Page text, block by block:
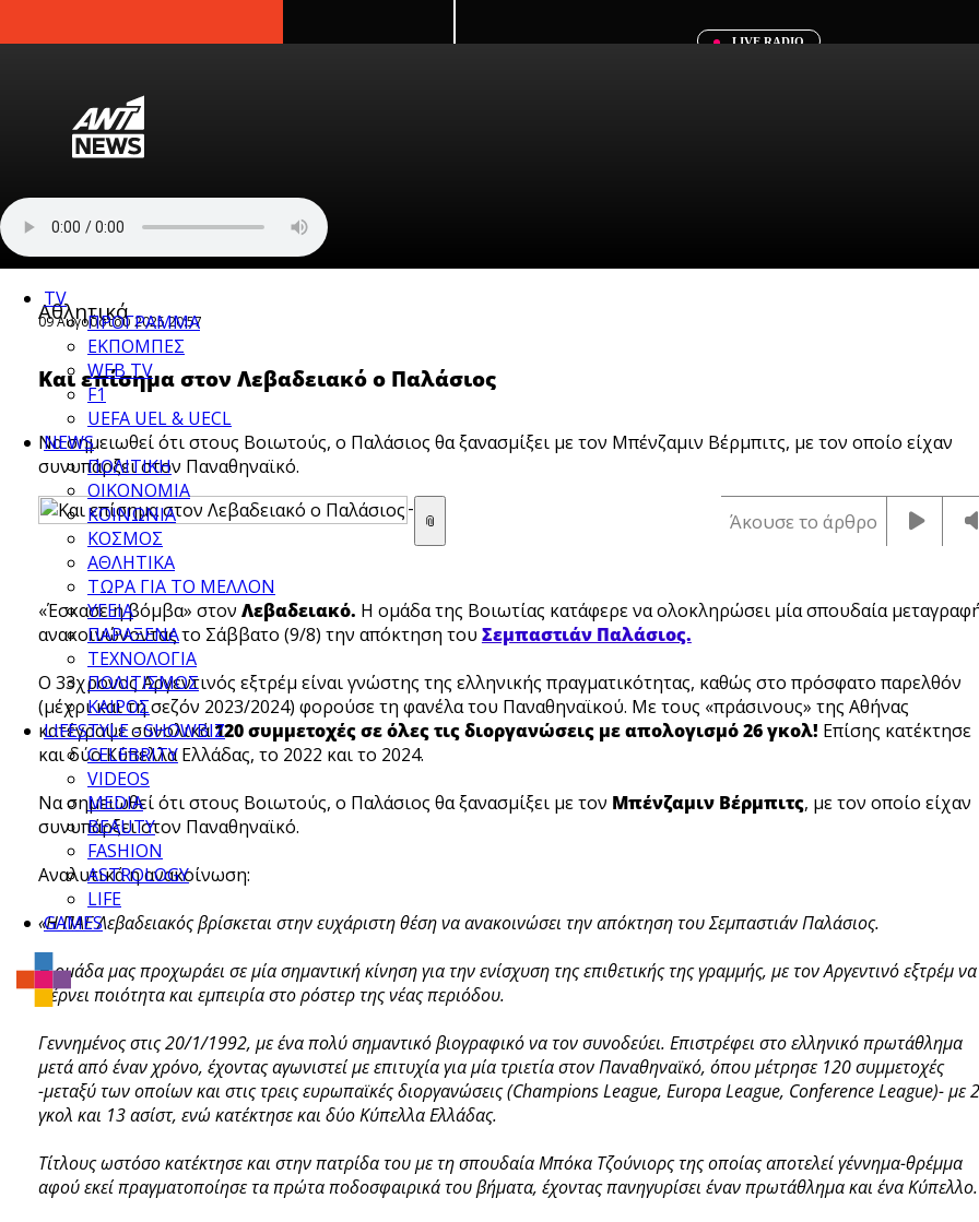
Skip to content
LIVE RADIO
TV
ΠΡΟΓΡΑΜΜΑ
ΕΚΠΟΜΠΕΣ
WEB TV
F1
UEFA UEL & UECL
NEWS
ΠΟΛΙΤΙΚΗ
ΟΙΚΟΝΟΜΙΑ
ΚΟΙΝΩΝΙΑ
ΚΟΣΜΟΣ
ΑΘΛΗΤΙΚΑ
ΤΩΡΑ ΓΙΑ ΤΟ ΜΕΛΛΟΝ
ΥΓΕΙΑ
ΠΑΡΑΞΕΝΑ
ΤΕΧΝΟΛΟΓΙΑ
ΠΟΛΙΤΙΣΜΟΣ
ΚΑΙΡΟΣ
LIFESTYLE - SHOWBIZ
CELEBRITY
VIDEOS
MEDIA
BEAUTY
FASHION
ASTROLOGY
LIFE
GAMES
Αθλητικά
09 Αυγούστου 2025 20:57
Και επίσημα στον Λεβαδειακό ο Παλάσιος
Να σημειωθεί ότι στους Βοιωτούς, ο Παλάσιος θα ξανασμίξει με τον Μπένζαμιν Βέρμπιτς, με τον οποίο είχαν
συνυπάρξει στον Παναθηναϊκό.
-
📎 Άκουσε το άρθρο
«Έσκασε η βόμβα» στον Λεβαδειακό. Η ομάδα της Βοιωτίας κατάφερε να ολοκληρώσει μία σπουδαία
ανακοινώνοντας το Σάββατο (9/8) την απόκτηση του Σεμπαστιάν Παλάσιος.
Ο 33χρονος Αργεντινός εξτρέμ είναι γνώστης της ελληνικής πραγματικότητας, καθώς στο πρόσφατο παρελθόν
(μέχρι και τη σεζόν 2023/2024) φορούσε τη φανέλα του Παναθηναϊκού. Με τους «πράσινους» της Αθήνας
κατέγραψε συνολικά120 συμμετοχές σε όλες τις διοργανώσεις με απολογισμό 26 γκολ! Επίσης κατέκτησε
και δύο Κύπελλα Ελλάδας, το 2022 και το 2024.
Να σημειωθεί ότι στους Βοιωτούς, ο Παλάσιος θα ξανασμίξει με τον Μπένζαμιν Βέρμπιτς, με τον οποίο είχαν
συνυπάρξει στον Παναθηναϊκό.
Αναλυτικά η ανακοίνωση:
«Η ΠΑΕ Λεβαδειακός βρίσκεται στην ευχάριστη θέση να ανακοινώσει την απόκτηση του Σεμπαστιάν Παλάσιος.
Η ομάδα μας προχωράει σε μία σημαντική κίνηση για την ενίσχυση της επιθετικής της γραμμής, με τον Αργεντινό εξτρέμ να
φέρνει ποιότητα και εμπειρία στο ρόστερ της νέας περιόδου.
Γεννημένος στις 20/1/1992, με ένα πολύ σημαντικό βιογραφικό να τον συνοδεύει. Επιστρέφει στο ελληνικό πρωτάθλημα
μετά από έναν χρόνο, έχοντας αγωνιστεί με επιτυχία για μία τριετία στον Παναθηναϊκό, όπου μέτρησε 120 συμμετοχές
-μεταξύ των οποίων και στις τρεις ευρωπαϊκές διοργανώσεις (Champions League, Europa League, Conference League)- με
γκολ και 13 ασίστ, ενώ κατέκτησε και δύο Κύπελλα Ελλάδας.
Τίτλους ωστόσο κατέκτησε και στην πατρίδα του με τη σπουδαία Μπόκα Τζούνιορς της οποίας αποτελεί γέννημα-θρέμμα
αφού εκεί πραγματοποίησε τα πρώτα ποδοσφαιρικά του βήματα, έχοντας πανηγυρίσει έναν πρωτάθλημα και ένα Κύπελλο.